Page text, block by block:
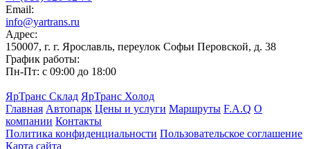
Email:
info@yartrans.ru
Адрес:
150007, г. г. Ярославль, переулок Софьи Перовской, д. 38
График работы:
Пн-Пт: с 09:00 до 18:00
ЯрТранс Склад ЯрТранс Холод
Главная Автопарк Цены и услуги Маршруты F.A.Q О
компании Контакты
Политика конфиденциальности Пользовательское соглашение
Карта сайта